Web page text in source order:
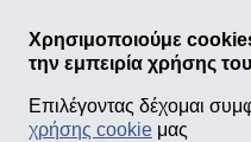
Χρησιμοποιούμε
την εμπειρία χρήσης
Επιλέγοντας δέχομαι
χρήσης cookie μας